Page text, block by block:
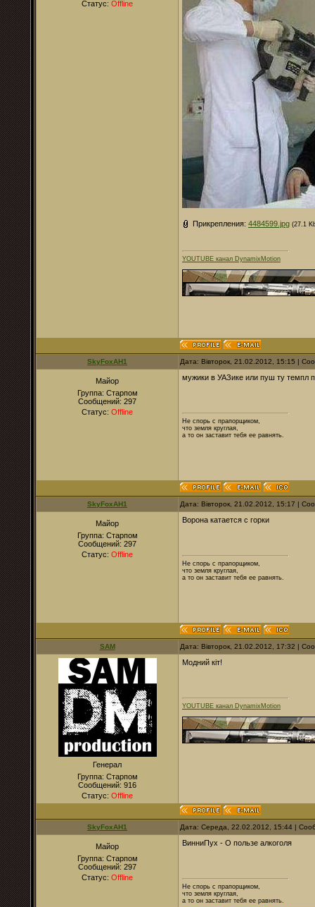
Статус: Offline
Прикрепления: 4484599.jpg (27.1
YOUTUBE канал DynamixMotion
SkyFoxAH1 Дата: Вівторок, 21.02.2012, 15:15 |
Майор
Группа: Старпом
Сообщений: 297
Статус: Offline
мужики в УАЗике или пуш ту темпл
Не спорь с прапорщиком,
что земля круглая,
а то он заставит тебя ее равнять.
SkyFoxAH1 Дата: Вівторок, 21.02.2012, 15:17 |
Майор
Группа: Старпом
Сообщений: 297
Статус: Offline
Ворона катается с горки
Не спорь с прапорщиком,
что земля круглая,
а то он заставит тебя ее равнять.
SAM Дата: Вівторок, 21.02.2012, 17:32 |
Генерал
Группа: Старпом
Сообщений: 916
Статус: Offline
Модний кіт!
YOUTUBE канал DynamixMotion
SkyFoxAH1 Дата: Середа, 22.02.2012, 15:44 |
Майор
Группа: Старпом
Сообщений: 297
Статус: Offline
ВинниПух - О пользе алкоголя
Не спорь с прапорщиком,
что земля круглая,
а то он заставит тебя ее равнять.